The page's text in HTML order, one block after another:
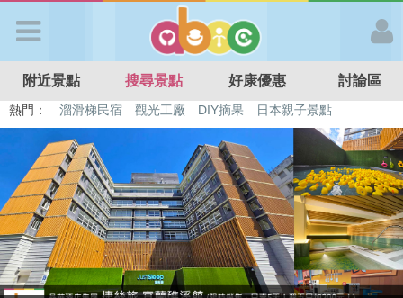
APP登入
首 頁
搜尋景點
好康優惠
附近景點 搜尋景點 好康優惠 討論區
熱門： 溜滑梯民宿 觀光工廠 DIY摘果
日本親子景點
特色遊戲場
親子住房優惠 台北親子餐廳 溫泉泡湯SPA